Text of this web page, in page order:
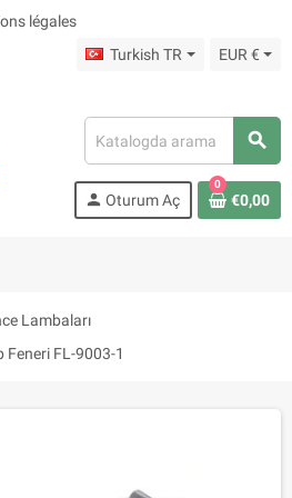
légales
Turkish TR EUR €
search
person Oturum Aç
0
€0,00
Lambaları
Feneri FL-9003-1